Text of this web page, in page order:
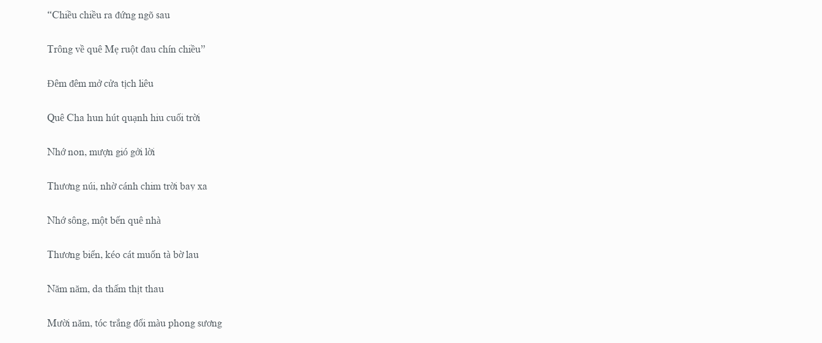
“Chiều chiều ra đứng ngõ sau
Trông về quê Mẹ ruột đau chín chiều”
Đêm đêm mở cửa tịch liêu
Quê Cha hun hút quạnh hiu cuối trời
Nhớ non, mượn gió gởi lời
Thương núi, nhờ cánh chim trời bay xa
Nhớ sông, một bến quê nhà
Thương biển, kéo cát muốn tà bờ lau
Năm năm, da thấm thịt thau
Mười năm, tóc trắng đổi màu phong sương